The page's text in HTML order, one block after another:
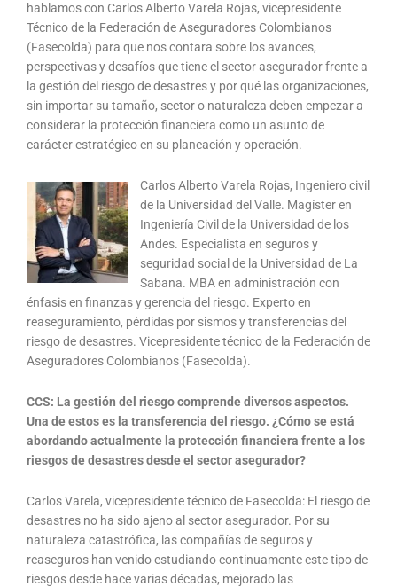
hablamos con Carlos Alberto Varela Rojas, vicepresidente
Técnico de la Federación de Aseguradores Colombianos
(Fasecolda) para que nos contara sobre los avances,
perspectivas y desafíos que tiene el sector asegurador frente a
la gestión del riesgo de desastres y por qué las organizaciones,
sin importar su tamaño, sector o naturaleza deben empezar a
considerar la protección financiera como un asunto de
carácter estratégico en su planeación y operación.
Carlos Alberto Varela Rojas, Ingeniero civil
de la Universidad del Valle. Magíster en
Ingeniería Civil de la Universidad de los
Andes. Especialista en seguros y
seguridad social de la Universidad de La
Sabana. MBA en administración con
énfasis en finanzas y gerencia del riesgo. Experto en
reaseguramiento, pérdidas por sismos y transferencias del
riesgo de desastres. Vicepresidente técnico de la Federación de
Aseguradores Colombianos (Fasecolda).
CCS: La gestión del riesgo comprende diversos aspectos.
Una de estos es la transferencia del riesgo. ¿Cómo se está
abordando actualmente la protección financiera frente a los
riesgos de desastres desde el sector asegurador?
Carlos Varela, vicepresidente técnico de Fasecolda: El riesgo de
desastres no ha sido ajeno al sector asegurador. Por su
naturaleza catastrófica, las compañías de seguros y
reaseguros han venido estudiando continuamente este tipo de
riesgos desde hace varias décadas, mejorado las